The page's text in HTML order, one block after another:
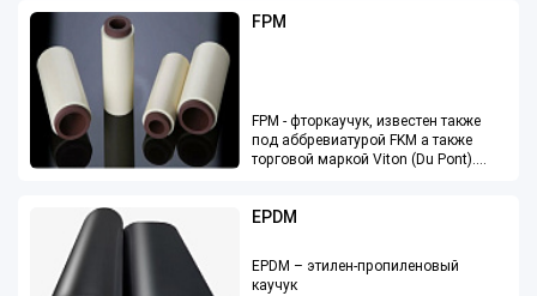
FPM
FPM - фторкаучук, известен также
под аббревиатурой FKM а также
торговой маркой Viton (Du Pont).
распространенными фторкаучуками
углеводородных топлив, масел,
EPDM
EPDM – этилен-пропиленовый
каучук